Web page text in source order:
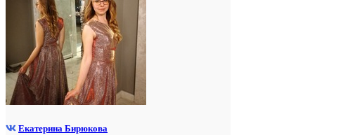
Екатерина Бирюкова